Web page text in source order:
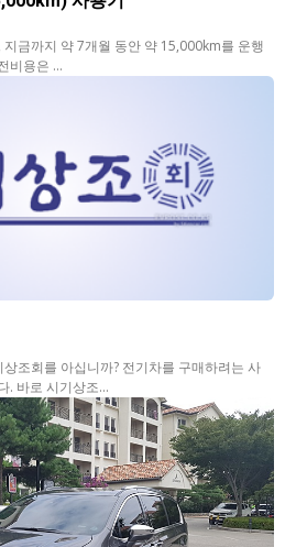
금까지 약 7개월 동안 약 15,000km를 운행
비용은 ...
까? 전기차를 구매하려는 사
. 바로 시기상조...